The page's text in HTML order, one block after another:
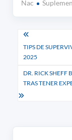
Nac
de
entradas
TIPS DE
2025
DR. RICK SHEFF
TRAS TENER